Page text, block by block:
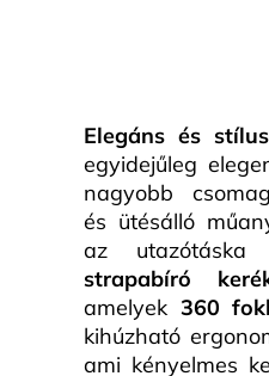
Elegáns és
egyidejűleg
nagyobb
és ütésálló
az utazótáska
strapabíró
amelyek 360
kihúzható
ami kényelmes